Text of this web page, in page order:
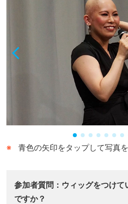
青色の矢印をタップして写真
参加者質問：ウィッグをつけ
ですか？